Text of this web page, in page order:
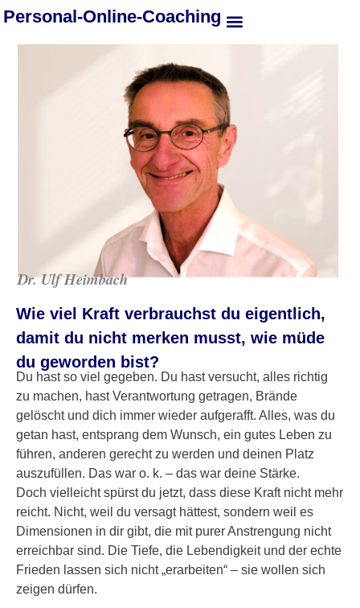
Personal-Online-Coaching
Dr. Ulf Heimbach
Wie viel Kraft verbrauchst du eigentlich,
damit du nicht merken musst, wie müde
du geworden bist?
Du hast so viel gegeben. Du hast versucht, alles richtig
zu machen, hast Verantwortung getragen, Brände
gelöscht und dich immer wieder aufgerafft. Alles, was du
getan hast, entsprang dem Wunsch, ein gutes Leben zu
führen, anderen gerecht zu werden und deinen Platz
auszufüllen. Das war o. k. – das war deine Stärke.
Doch vielleicht spürst du jetzt, dass diese Kraft nicht mehr
reicht. Nicht, weil du versagt hättest, sondern weil es
Dimensionen in dir gibt, die mit purer Anstrengung nicht
erreichbar sind. Die Tiefe, die Lebendigkeit und der echte
Frieden lassen sich nicht „erarbeiten“ – sie wollen sich
zeigen dürfen.